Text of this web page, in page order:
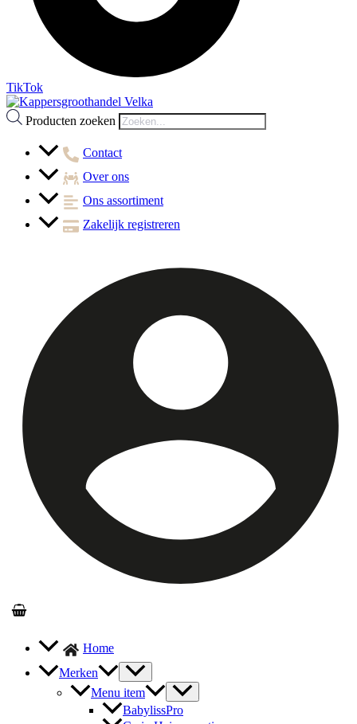
TikTok
Producten zoeken
Contact
Over ons
Ons assortiment
Zakelijk registreren
Home
Merken
Menu item
BabylissPro